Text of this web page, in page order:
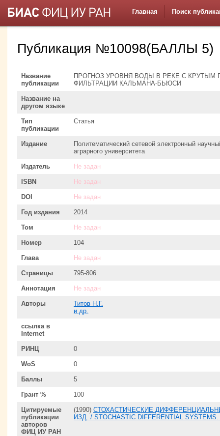
Главная Поиск
Публикация №10098(БАЛЛЫ 5)
Название
публикации
ПРОГНОЗ УРОВНЯ ВОДЫ В РЕКЕ С
ФИЛЬТРАЦИИ КАЛЬМАНА-БЬЮСИ
Название на
другом языке
Тип
публикации
Статья
Издание
Политематический сетевой электронный
аграрного университета
Издатель Не задан
ISBN Не задан
DOI Не задан
Год издания 2014
Том Не задан
Номер 104
Глава Не задан
Страницы 795-806
Аннотация Не задан
Авторы
Титов Н.Г.
и др.
ссылка в
Internet
РИНЦ 0
WoS 0
Баллы 5
Грант % 100
Цитируемые
публикации
авторов
ФИЦ ИУ РАН
(1990) СТОХАСТИЧЕСКИЕ
ИЗД. / STOCHASTIC DIFFERENTIAL SYSTEMS.